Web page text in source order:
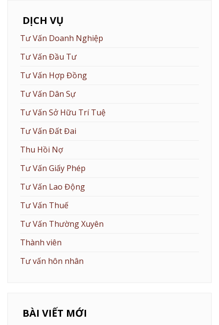
DỊCH VỤ
Tư Vấn Doanh Nghiệp
Tư Vấn Đầu Tư
Tư Vấn Hợp Đồng
Tư Vấn Dân Sự
Tư Vấn Sở Hữu Trí Tuệ
Tư Vấn Đất Đai
Thu Hồi Nợ
Tư Vấn Giấy Phép
Tư Vấn Lao Động
Tư Vấn Thuế
Tư Vấn Thường Xuyên
Thành viên
Tư vấn hôn nhân
BÀI VIẾT MỚI